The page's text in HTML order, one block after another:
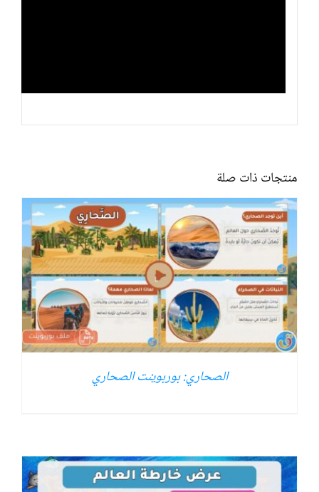
منتجات ذات صلة
الصحاري: بوربوينت الصحاري